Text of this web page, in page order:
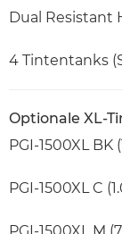
Dual Resistant
4 Tintentanks
Optionale XL-
PGI-1500XL BK
PGI-1500XL C